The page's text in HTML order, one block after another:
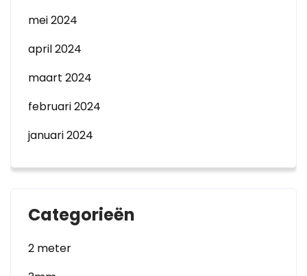
mei 2024
april 2024
maart 2024
februari 2024
januari 2024
Categorieën
2 meter